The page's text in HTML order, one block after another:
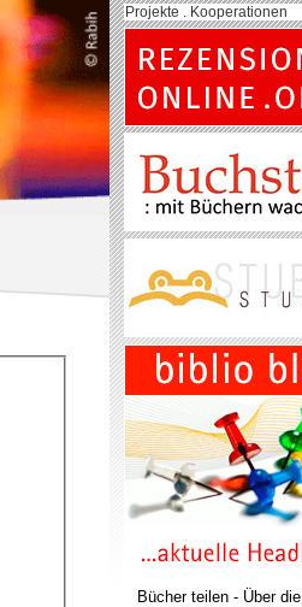
Projekte . Kooperationen
Bücher teilen - Über die